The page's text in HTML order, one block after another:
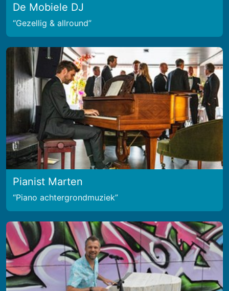
De Mobiele DJ
Gezellig & allround
Pianist Marten
Piano achtergrondmuziek